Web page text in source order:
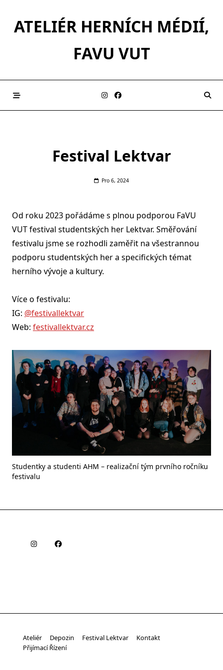
contentATELIÉR HERNÍCH MÉDIÍ,
FAVU VUT
Festival Lektvar
Pro 6, 2024
Od roku 2023 pořádáme s plnou podporou FaVU
VUT festival studentských her Lektvar. Směřování
festivalu jsme se rozhodli zaměřit na všestrannou
podporu studentských her a specifických témat
herního vývoje a kultury.
Více o festivalu:
IG: @festivallektvar
Web: festivallektvar.cz
Studentky a studenti AHM – realizační tým prvního ročníku
festivalu
Ateliér Depozin Festival Lektvar
Kontakt
Přijímací Řízení